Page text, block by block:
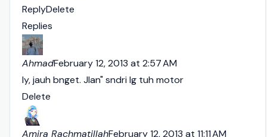
ReplyDelete
Replies
AhmadFebruary 12, 2013 at 2:57 AM
Iy, jauh bnget. Jlan" sndri lg tuh motor
Delete
Amira RachmatillahFebruary 12, 2013 at 11:11 AM